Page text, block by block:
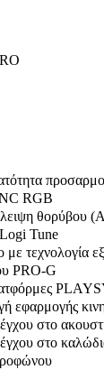
RGB
θορύβου
Tune
τεχνολογία
PRO-G
εφαρμογής
στο
στο